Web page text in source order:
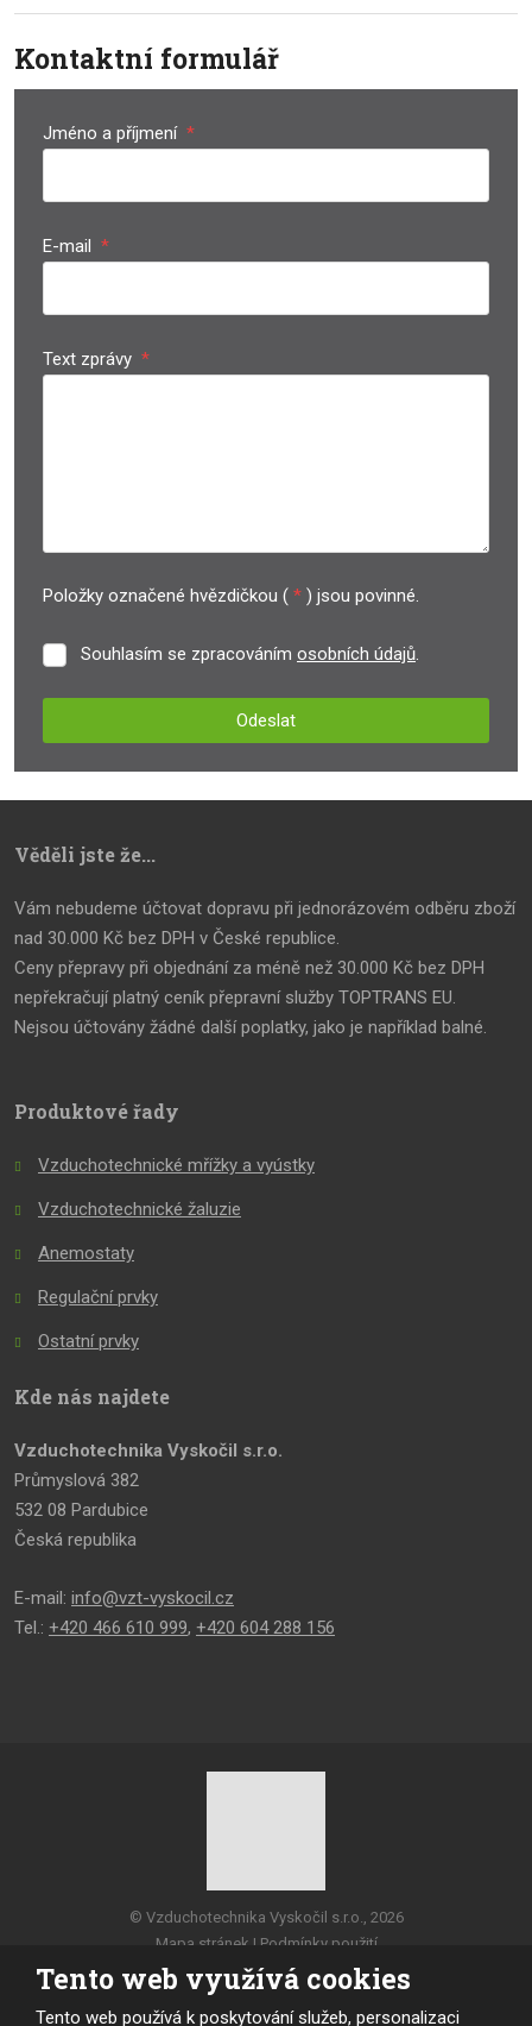
Kontaktní formulář
Jméno a příjmení *
E-mail *
Text zprávy *
Položky označené hvězdičkou ( * ) jsou povinné.
Souhlasím
zpracováním
Souhlasím se zpracováním osobních údajů.
Odeslat
se
odeslat.
Věděli jste že...
Vám nebudeme účtovat dopravu při jednorázovém odběru zboží
nad 30.000 Kč bez DPH v České republice.
Ceny přepravy při objednání za méně než 30.000 Kč bez DPH
nepřekračují platný ceník přepravní služby TOPTRANS EU.
Nejsou účtovány žádné další poplatky, jako je například balné.
Produktové řady
Vzduchotechnické mřížky a vyústky
Vzduchotechnické žaluzie
Anemostaty
Regulační prvky
Ostatní prvky
Kde nás najdete
Vzduchotechnika Vyskočil s.r.o.
Průmyslová 382
532 08 Pardubice
Česká republika
E-mail: info@vzt-vyskocil.cz
Tel.: +420 466 610 999, +420 604 288 156
© Vzduchotechnika Vyskočil s.r.o., 2026
Mapa stránek | Podmínky použití
VYROBILA
Tento web využívá cookies
Tento web používá k poskytování služeb, personalizaci